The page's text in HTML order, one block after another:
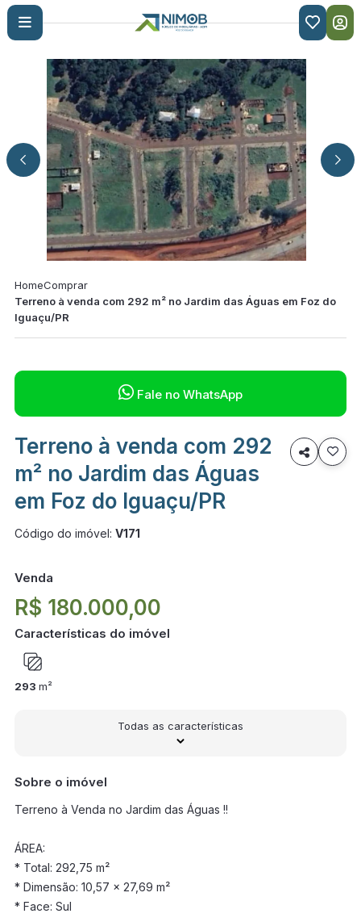

HomeComprar
Terreno à venda com 292 m² no Jardim das Águas em Foz do
Iguaçu/PR
 Fale no WhatsApp
Terreno à venda com 292
m² no Jardim das Águas
em Foz do Iguaçu/PR

Código do imóvel: V171
Venda
R$ 180.000,00
Características do imóvel
293 m²
Todas as características
Sobre o imóvel
Terreno à Venda no Jardim das Águas !!
ÁREA:
* Total: 292,75 m²
* Dimensão: 10,57 x 27,69 m²
* Face: Sul